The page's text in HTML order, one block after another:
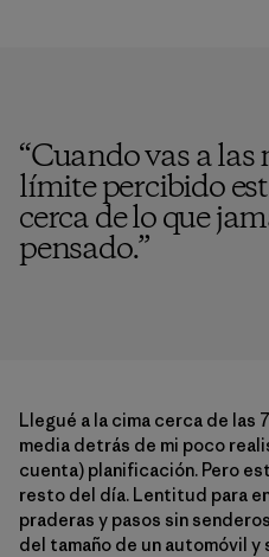
“Cuando vas a
límite percibido
cerca de lo que
pensado.”
Llegué a la cima cerca de las
media detrás de mi poco
cuenta) planificación. Pero
resto del día. Lentitud para
praderas y pasos sin
del tamaño de un automóvil